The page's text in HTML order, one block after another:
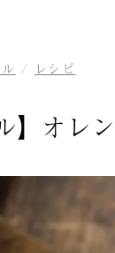
/ レシピ
】オレ